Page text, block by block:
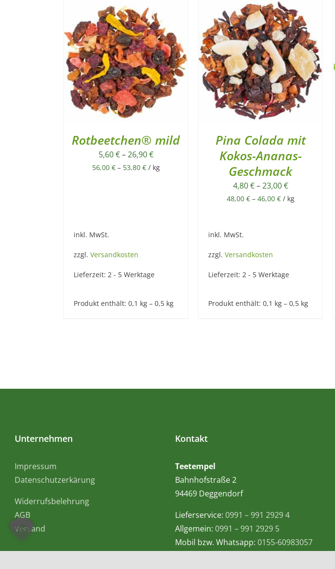
Rotbeetchen® mild
5,60€–26,90€
56,00 €– 53,80 €/ kg
inkl. MwSt.
zzgl. Versandkosten
Lieferzeit: 2 - 5 Werktage
Produkt enthält: 0,1 kg – 0,5 kg
Pina Colada mit
Kokos-Ananas-
Geschmack
4,80€–23,00€
48,00 €– 46,00 €/ kg
inkl. MwSt.
zzgl. Versandkosten
Lieferzeit: 2 - 5 Werktage
Produkt enthält: 0,1 kg – 0,5 kg
Unternehmen
Impressum
Datenschutzerkärung
Widerrufsbelehrung
AGB
Versand
Kontakt
Teetempel
Bahnhofstraße 2
94469 Deggendorf
Lieferservice: 0991 – 991 2929 4
Allgemein: 0991 – 991 2929 5
Mobil bzw. Whatsapp: 0155-60983057